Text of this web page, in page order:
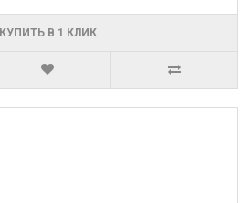
КУПИТЬ В 1 КЛИК